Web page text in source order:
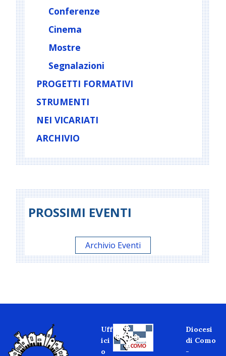
Conferenze
Cinema
Mostre
Segnalazioni
PROGETTI FORMATIVI
STRUMENTI
NEI VICARIATI
ARCHIVIO
PROSSIMI EVENTI
Archivio Eventi
Uff
ici
o
Diocesi
di Como
-